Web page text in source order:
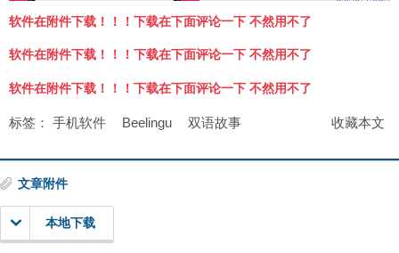
软件在附件下载！！！下载在下面评论一下 不然用不了
软件在附件下载！！！下载在下面评论一下 不然用不了
软件在附件下载！！！下载在下面评论一下 不然用不了
收藏本文
标签： 手机软件 Beelingu 双语故事
文章附件
本地下载